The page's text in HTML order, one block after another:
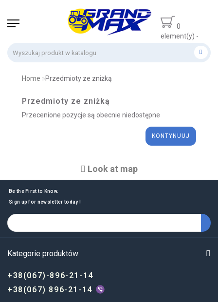
0
element(y) -
Home Przedmioty ze zniżką
Przedmioty ze zniżką
Przecenione pozycje są obecnie niedostępne
KONTYNUUJ
Look at map
Be the First to Know.
Sign up for newsletter today !
Kategorie produktów
+38(067)-896-21-14
+38(067) 896-21-14